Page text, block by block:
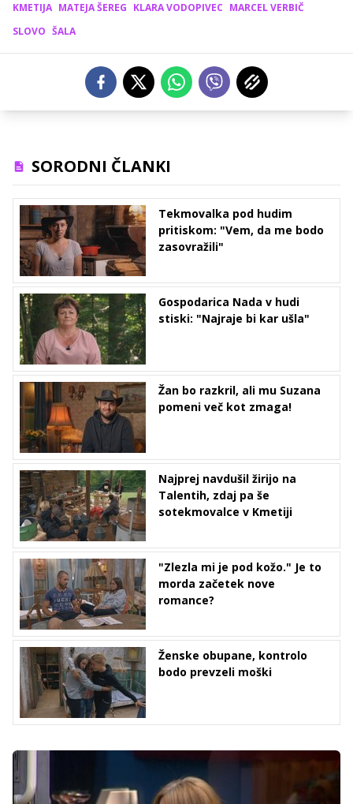
KMETIJA MATEJA ŠEREG KLARA VODOPIVEC MARCEL VERBIČ
SLOVO ŠALA
SORODNI ČLANKI
Tekmovalka pod hudim
pritiskom: "Vem, da me bodo
zasovražili"
Gospodarica Nada v hudi
stiski: "Najraje bi kar ušla"
Žan bo razkril, ali mu Suzana
pomeni več kot zmaga!
Najprej navdušil žirijo na
Talentih, zdaj pa še
sotekmovalce v Kmetiji
"Zlezla mi je pod kožo." Je to
morda začetek nove
romance?
Ženske obupane, kontrolo
bodo prevzeli moški